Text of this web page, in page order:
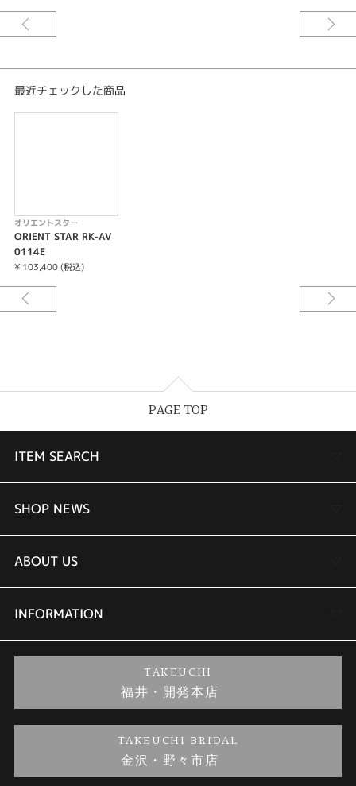
紹介文
計を作りたい。
最近チェックした商品
オリエントスター
ORIENT STAR RK-AV
0114E
¥ 103,400 (税込)
PAGE TOP
ITEM SEARCH
婚約指輪
結婚指輪
セットリング
婚約ネックレス
金・プラチナのお取引
SHOP NEWS
TAKEUCHI BRIDAL金沢本店情報
商品一覧
ブランドリスト
金澤指輪工房｜手作りペアリング
金澤指輪工房｜手作り結婚指輪 and 婚約指輪
ABOUT US
会社概要
お客様の声
INFORMATION
プライバシーポリシー
TAKEUCHI
福井・開発本店
TAKEUCHI BRIDAL
金沢・野々市店